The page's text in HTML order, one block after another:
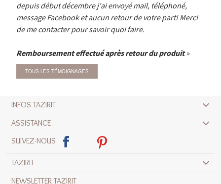
depuis début décembre j'ai envoyé mail, téléphoné,
message Facebook et aucun retour de votre part! Merci
de me contacter pour savoir quoi faire.
Remboursement effectué après retour du produit
TOUS LES TÉMOIGNAGES
INFOS TAZIRIT
ASSISTANCE
SUIVEZ-NOUS
TAZIRIT
NEWSLETTER TAZIRIT